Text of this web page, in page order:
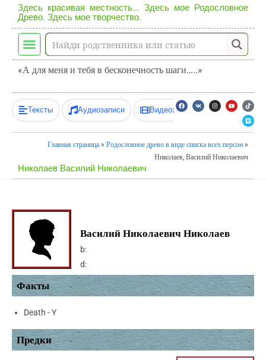
Здесь красивая местность... Здесь мое Родословное
Древо. Здесь мое творчество.
«А для меня и тебя в бесконечность шаги…..»
Тексты Аудиозаписи Видеозаписи
Главная страница » Родословное древо в виде списка всех персон »
Николаев, Василий Николаевич
Николаев Василий Николаевич
Василий Николаевич Николаев
b:
d:
Факты
Death - Y
Предки